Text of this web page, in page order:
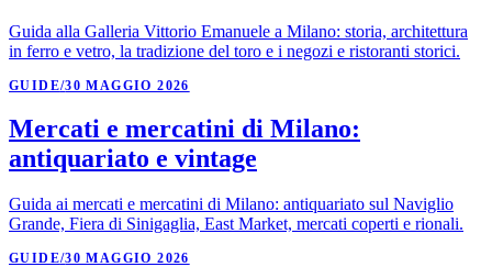
Guida alla Galleria Vittorio Emanuele a Milano: storia, architettura
in ferro e vetro, la tradizione del toro e i negozi e ristoranti storici.
GUIDE/30 MAGGIO 2026
Mercati e mercatini di Milano:
antiquariato e vintage
Guida ai mercati e mercatini di Milano: antiquariato sul Naviglio
Grande, Fiera di Sinigaglia, East Market, mercati coperti e rionali.
GUIDE/30 MAGGIO 2026